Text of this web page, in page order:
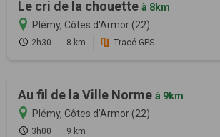
Le cri de la chouette à 8km
Plémy, Côtes d'Armor (22)
2h30 8 km Tracé GPS
Au fil de la Ville Norme à 9km
Plémy, Côtes d'Armor (22)
3h00 9 km